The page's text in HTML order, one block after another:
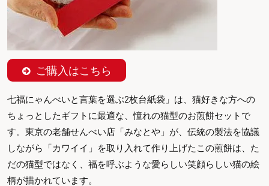
ご購入はこちら
七福にゃんべいと言葉を選ぶ2枚台紙袋」は、猫好きな方への
ちょっとしたギフトに最適な、憧れの猫型のお煎餅セットで
す。東京の老舗せんべい店「みなとや」が、伝統の製法を協議
しながら「カワイイ」を取り入れて作り上げたこの煎餅は、た
だの猫型ではなく、福を呼ぶような愛らしい笑顔らしい猫の絵
柄が描かれています。